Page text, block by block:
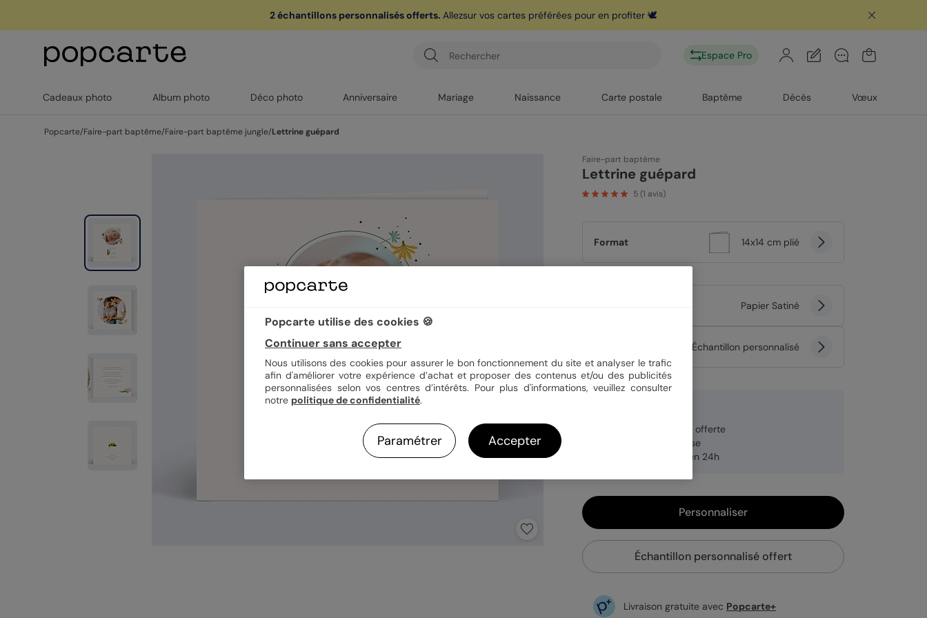
sur l'app* est
2 échantillons personnalisés offerts. Allezsur vos cartes préférées pour en profiter 🕊️
Espace Pro
Cadeaux photo Album photo Déco photo Anniversaire Mariage Naissance Carte postale Baptême Décès Vœux
Popcarte/Faire-part baptême/Faire-part baptême jungle/Lettrine guépard
Faire-part baptême
Lettrine guépard
5(1 avis)
Format 14x14 cm plié
Papier Satiné
Échantillon personnalisé
Enveloppe blanche offerte
Fabrication française
Expédition rapide en 24h
Personnaliser
Échantillon personnalisé offert
Livraison gratuite avec Popcarte+
Popcarte utilise des cookies 🍪
Continuer sans accepter
Nous utilisons des cookies pour assurer le bon fonctionnement du site et analyser le trafic
afin d'améliorer votre expérience d’achat et proposer des contenus et/ou des publicités
personnalisées selon vos centres d’intérêts. Pour plus d'informations, veuillez consulter
notre politique de confidentialité.
Paramétrer Accepter